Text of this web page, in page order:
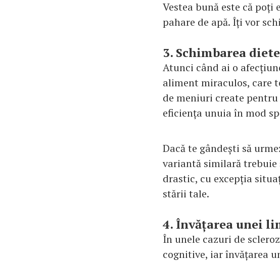
Vestea bună este că
pahare de apă. Îți vor
3. Schimbarea
Atunci când ai o
aliment miraculos, care
de meniuri create
eficiența unuia în mod
Dacă te gândești să
variantă similară trebuie
drastic, cu excepția
stării tale.
4. Învățarea unei
În unele cazuri de
cognitive, iar învățarea